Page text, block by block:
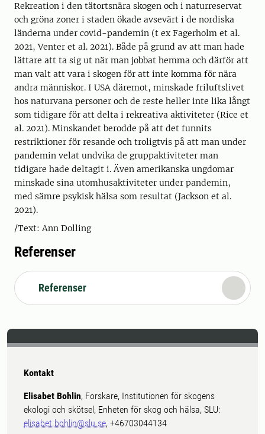
Rekreation i den tätortsnära skogen och i naturreservat
och gröna zoner i staden ökade avsevärt i de nordiska
länderna under covid-pandemin (t ex Fagerholm et al.
2021, Venter et al. 2021). Både på grund av att man hade
lättare att ta sig ut när man jobbat hemma och därför att
man valt att vara i skogen för att inte komma för nära
andra människor. I USA däremot, minskade friluftslivet
hos naturvana personer och de reste heller inte lika långt
som tidigare för att delta i rekreativa aktiviteter (Rice et
al. 2021). Minskandet berodde på att det funnits
restriktioner för resande och troligtvis på att man under
pandemin velat undvika de gruppaktiviteter man
tidigare hade deltagit i. Även amerikanska ungdomar
minskade sina utomhusaktiviteter under pandemin,
med sämre psykisk hälsa som resultat (Jackson et al.
2021).
/Text: Ann Dolling
Referenser
Referenser
Kontakt
Elisabet Bohlin, Forskare, Institutionen för skogens
ekologi och skötsel, Enheten för skog och hälsa, SLU:
elisabet.bohlin@slu.se, +46703044134